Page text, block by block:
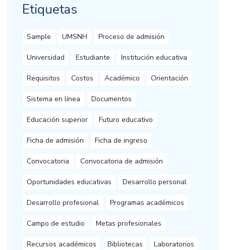
Etiquetas
Sample UMSNH Proceso de admisión
Universidad Estudiante Institución educativa
Requisitos Costos Académico Orientación
Sistema en línea Documentos
Educación superior Futuro educativo
Ficha de admisión Ficha de ingreso
Convocatoria Convocatoria de admisión
Oportunidades educativas Desarrollo personal
Desarrollo profesional Programas académicos
Campo de estudio Metas profesionales
Recursos académicos Bibliotecas Laboratorios